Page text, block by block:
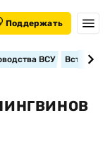
Поддержать
ВСУ